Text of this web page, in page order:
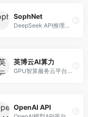
SophNet
DeepSeek API推理平台，专注于DeepSeek模型服务。面向开发者，提供DeepSeek模型API、高性能推理、低成本服务，推理效率高。
英博云AI算力
GPU智算服务云平台，专注于AI算力租赁。面向AI研究者和企业，提供GPU租赁、模型训练、推理服务等，算力资源丰富。
OpenAI API